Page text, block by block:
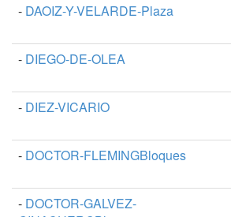
- DAOIZ-Y-VELARDE-Plaza
- DIEGO-DE-OLEA
- DIEZ-VICARIO
- DOCTOR-FLEMINGBloques
- DOCTOR-GALVEZ-